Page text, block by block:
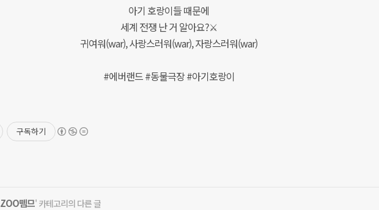
아기 호랑이들 때문에
세계 전쟁 난 거 알아요?⚔
귀여워(war), 사랑스러워(war), 자랑스러워(war)
#에버랜드 #동물극장 #아기호랑이
구독하기
ZOO뗌므' 카테고리의 다른 글